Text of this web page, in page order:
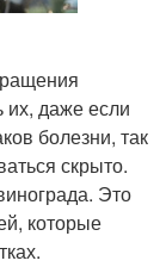
их, даже если
болезни, так
скрыто.
Это
которые